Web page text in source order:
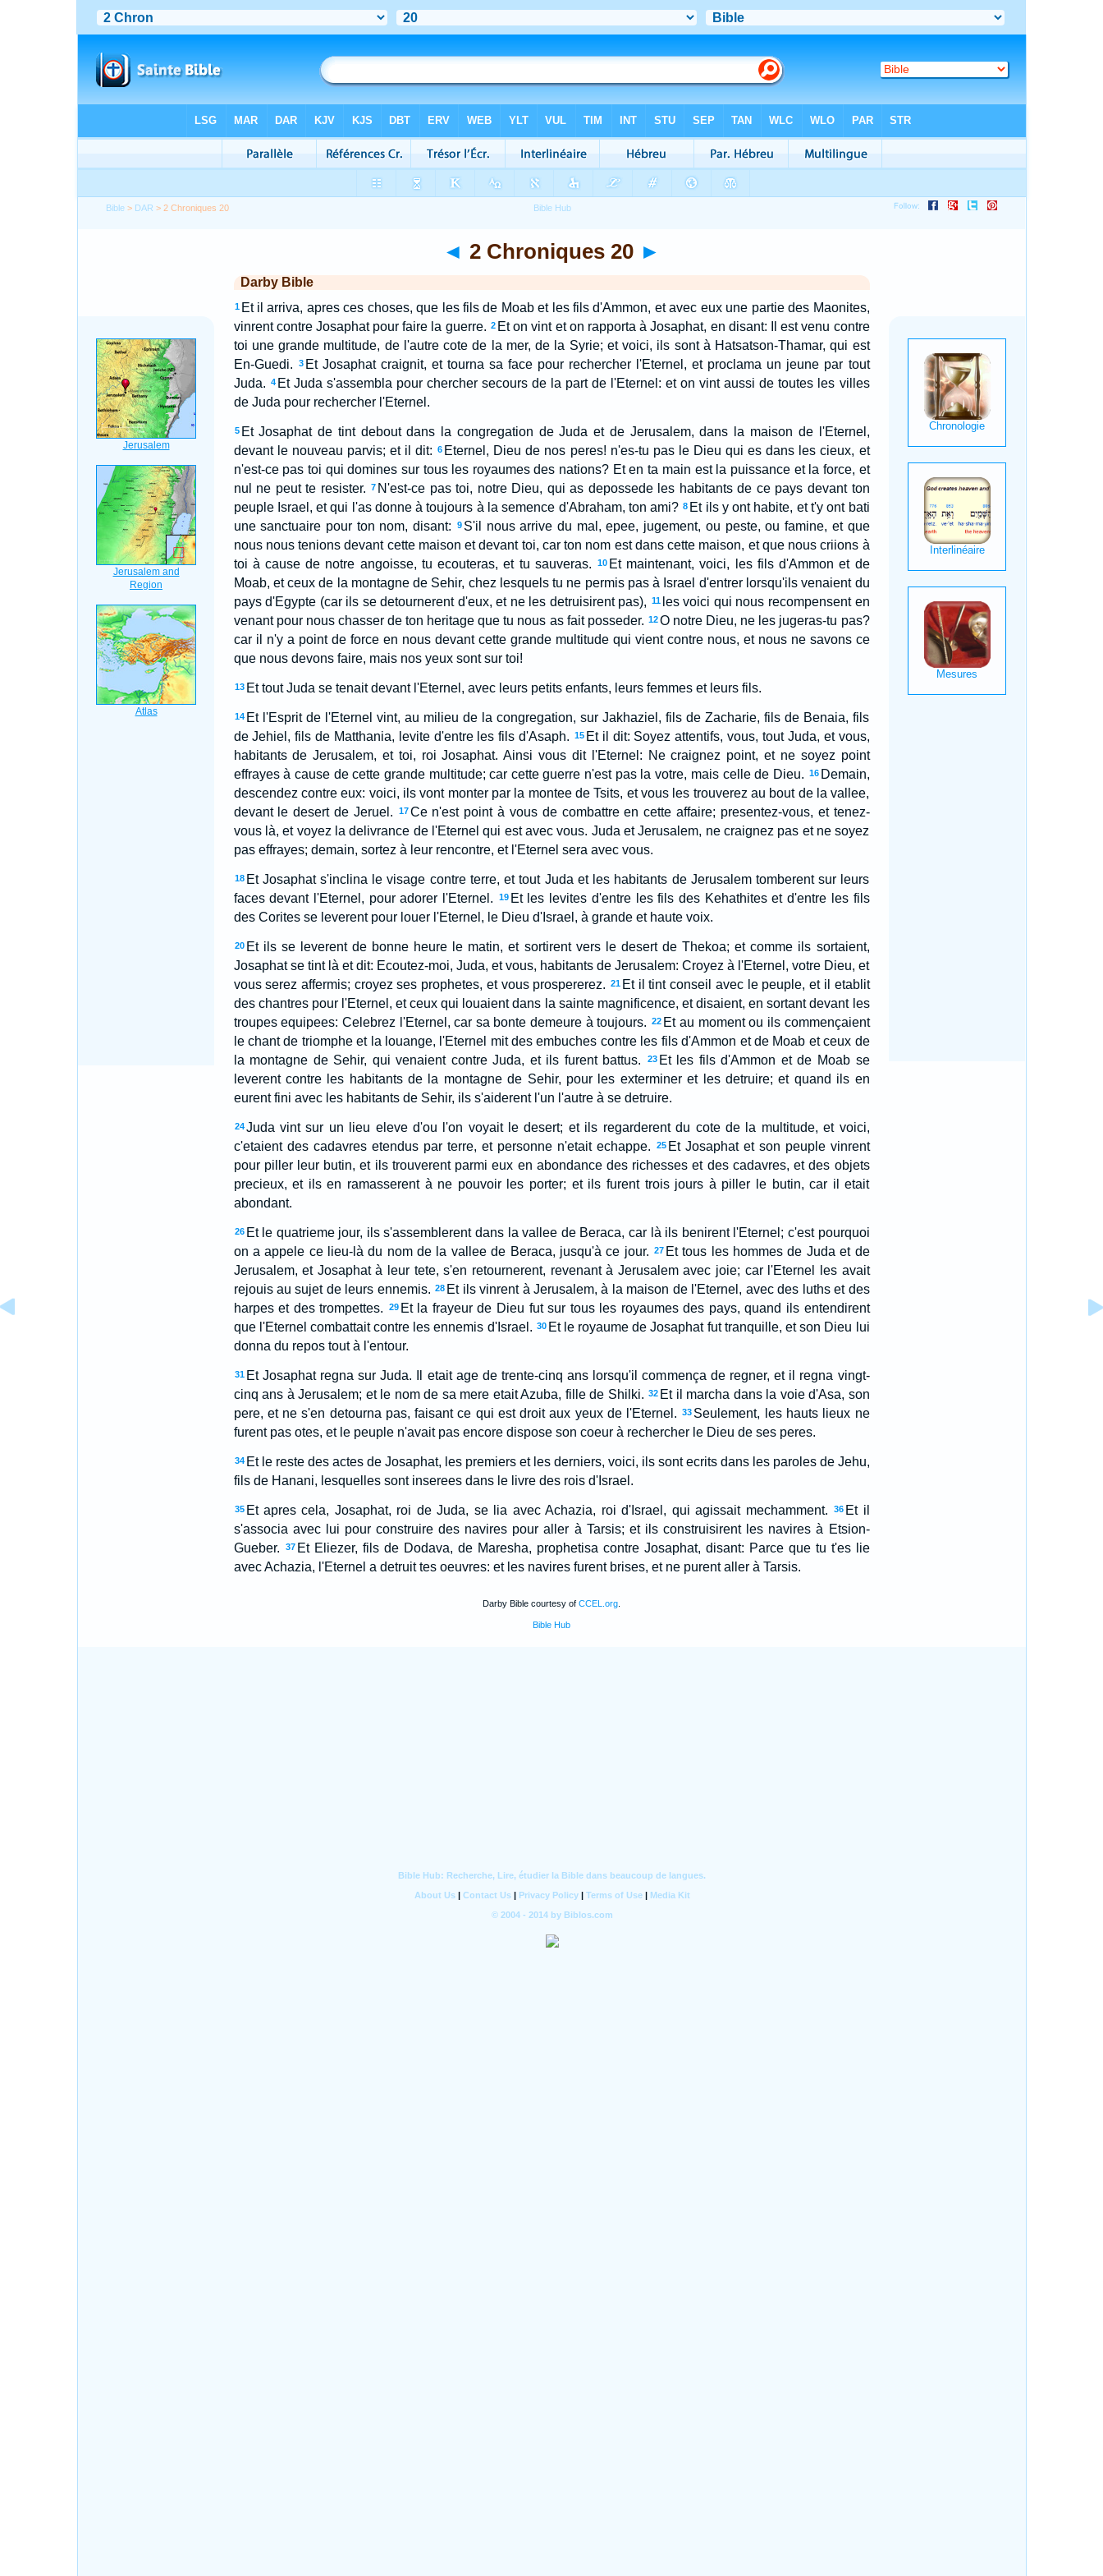
Bible > DAR > 2 Chroniques 20
◄ 2 Chroniques 20 ►
Darby Bible
1 Et il arriva, apres ces choses, que les fils de Moab et les fils d'Ammon, et avec eux une partie des Maonites,
vinrent contre Josaphat pour faire la guerre. 2 Et on vint et on rapporta à Josaphat, en disant: Il est venu contre
toi une grande multitude, de l'autre cote de la mer, de la Syrie; et voici, ils sont à Hatsatson-Thamar, qui est
En-Guedi.
3 Et Josaphat craignit, et tourna sa face pour rechercher l'Eternel, et proclama un jeune par tout
Juda. 4 Et Juda s'assembla pour chercher secours de la part de l'Eternel: et on vint aussi de toutes les villes
de Juda pour rechercher l'Eternel.
5 Et Josaphat de tint debout dans la congregation de Juda et de Jerusalem, dans la maison de l'Eternel,
devant le nouveau parvis; et il dit: 6 Eternel, Dieu de nos peres! n'es-tu pas le Dieu qui es dans les cieux, et
n'est-ce pas toi qui domines sur tous les royaumes des nations? Et en ta main est la puissance et la force, et
nul ne peut te resister. 7 N'est-ce pas toi, notre Dieu, qui as depossede les habitants de ce pays devant ton
peuple Israel, et qui l'as donne à toujours à la semence d'Abraham, ton ami? 8 Et ils y ont habite, et t'y ont bati
une sanctuaire pour ton nom, disant:
9 S'il nous arrive du mal, epee, jugement, ou peste, ou famine, et que
nous nous tenions devant cette maison et devant toi, car ton nom est dans cette maison, et que nous criions à
toi à cause de notre angoisse, tu ecouteras, et tu sauveras.
10 Et maintenant, voici, les fils d'Ammon et de
Moab, et ceux de la montagne de Sehir, chez lesquels tu ne permis pas à Israel d'entrer lorsqu'ils venaient du
pays d'Egypte (car ils se detournerent d'eux, et ne les detruisirent pas), 11 les voici qui nous recompensent en
venant pour nous chasser de ton heritage que tu nous as fait posseder. 12O notre Dieu, ne les jugeras-tu pas?
car il n'y a point de force en nous devant cette grande multitude qui vient contre nous, et nous ne savons ce
que nous devons faire, mais nos yeux sont sur toi!
13 Et tout Juda se tenait devant l'Eternel, avec leurs petits enfants, leurs femmes et leurs fils.
14 Et l'Esprit de l'Eternel vint, au milieu de la congregation, sur Jakhaziel, fils de Zacharie, fils de Benaia, fils
de Jehiel, fils de Matthania, levite d'entre les fils d'Asaph. 15 Et il dit: Soyez attentifs, vous, tout Juda, et vous,
habitants de Jerusalem, et toi, roi Josaphat. Ainsi vous dit l'Eternel: Ne craignez point, et ne soyez point
effrayes à cause de cette grande multitude; car cette guerre n'est pas la votre, mais celle de Dieu. 16 Demain,
descendez contre eux: voici, ils vont monter par la montee de Tsits, et vous les trouverez au bout de la vallee,
devant le desert de Jeruel.
17Ce n'est point à vous de combattre en cette affaire; presentez-vous, et tenez-
vous là, et voyez la delivrance de l'Eternel qui est avec vous. Juda et Jerusalem, ne craignez pas et ne soyez
pas effrayes; demain, sortez à leur rencontre, et l'Eternel sera avec vous.
18 Et Josaphat s'inclina le visage contre terre, et tout Juda et les habitants de Jerusalem tomberent sur leurs
faces devant l'Eternel, pour adorer l'Eternel.
19 Et les levites d'entre les fils des Kehathites et d'entre les fils
des Corites se leverent pour louer l'Eternel, le Dieu d'Israel, à grande et haute voix.
20 Et ils se leverent de bonne heure le matin, et sortirent vers le desert de Thekoa; et comme ils sortaient,
Josaphat se tint là et dit: Ecoutez-moi, Juda, et vous, habitants de Jerusalem: Croyez à l'Eternel, votre Dieu, et
vous serez affermis; croyez ses prophetes, et vous prospererez. 21 Et il tint conseil avec le peuple, et il etablit
des chantres pour l'Eternel, et ceux qui louaient dans la sainte magnificence, et disaient, en sortant devant les
troupes equipees: Celebrez l'Eternel, car sa bonte demeure à toujours. 22 Et au moment ou ils commençaient
le chant de triomphe et la louange, l'Eternel mit des embuches contre les fils d'Ammon et de Moab et ceux de
la montagne de Sehir, qui venaient contre Juda, et ils furent battus.
23 Et les fils d'Ammon et de Moab se
leverent contre les habitants de la montagne de Sehir, pour les exterminer et les detruire; et quand ils en
eurent fini avec les habitants de Sehir, ils s'aiderent l'un l'autre à se detruire.
24 Juda vint sur un lieu eleve d'ou l'on voyait le desert; et ils regarderent du cote de la multitude, et voici,
c'etaient des cadavres etendus par terre, et personne n'etait echappe.
25 Et Josaphat et son peuple vinrent
pour piller leur butin, et ils trouverent parmi eux en abondance des richesses et des cadavres, et des objets
precieux, et ils en ramasserent à ne pouvoir les porter; et ils furent trois jours à piller le butin, car il etait
abondant.
26 Et le quatrieme jour, ils s'assemblerent dans la vallee de Beraca, car là ils benirent l'Eternel; c'est pourquoi
on a appele ce lieu-là du nom de la vallee de Beraca, jusqu'à ce jour. 27 Et tous les hommes de Juda et de
Jerusalem, et Josaphat à leur tete, s'en retournerent, revenant à Jerusalem avec joie; car l'Eternel les avait
rejouis au sujet de leurs ennemis. 28 Et ils vinrent à Jerusalem, à la maison de l'Eternel, avec des luths et des
harpes et des trompettes.
29 Et la frayeur de Dieu fut sur tous les royaumes des pays, quand ils entendirent
que l'Eternel combattait contre les ennemis d'Israel. 30 Et le royaume de Josaphat fut tranquille, et son Dieu lui
donna du repos tout à l'entour.
31 Et Josaphat regna sur Juda. Il etait age de trente-cinq ans lorsqu'il commença de regner, et il regna vingt-
cinq ans à Jerusalem; et le nom de sa mere etait Azuba, fille de Shilki. 32 Et il marcha dans la voie d'Asa, son
pere, et ne s'en detourna pas, faisant ce qui est droit aux yeux de l'Eternel.
33 Seulement, les hauts lieux ne
furent pas otes, et le peuple n'avait pas encore dispose son coeur à rechercher le Dieu de ses peres.
34 Et le reste des actes de Josaphat, les premiers et les derniers, voici, ils sont ecrits dans les paroles de Jehu,
fils de Hanani, lesquelles sont inserees dans le livre des rois d'Israel.
35 Et apres cela, Josaphat, roi de Juda, se lia avec Achazia, roi d'Israel, qui agissait mechamment. 36 Et il
s'associa avec lui pour construire des navires pour aller à Tarsis; et ils construisirent les navires à Etsion-
Gueber.
37 Et Eliezer, fils de Dodava, de Maresha, prophetisa contre Josaphat, disant: Parce que tu t'es lie
avec Achazia, l'Eternel a detruit tes oeuvres: et les navires furent brises, et ne purent aller à Tarsis.
Darby Bible courtesy of CCEL.org
Bible Hub